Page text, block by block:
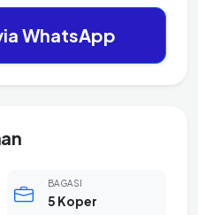
WhatsApp
BAGASI
5 Koper